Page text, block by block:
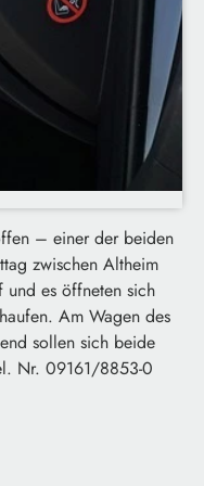
– einer der beiden
zwischen Altheim
und es öffneten sich
Am Wagen des
sollen sich beide
Nr. 09161/8853-0